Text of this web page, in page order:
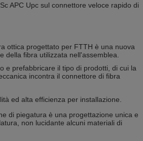
APC Upc sul connettore veloce rapido di
ottica progettato per FTTH è una nuova
della fibra utilizzata nell'assemblea.
e prefabbricare il tipo di prodotti, di cui la
incontra il connettore di fibra
ed alta efficienza per installazione.
di piegatura è una progettazione unica e
non lucidante alcuni materiali di